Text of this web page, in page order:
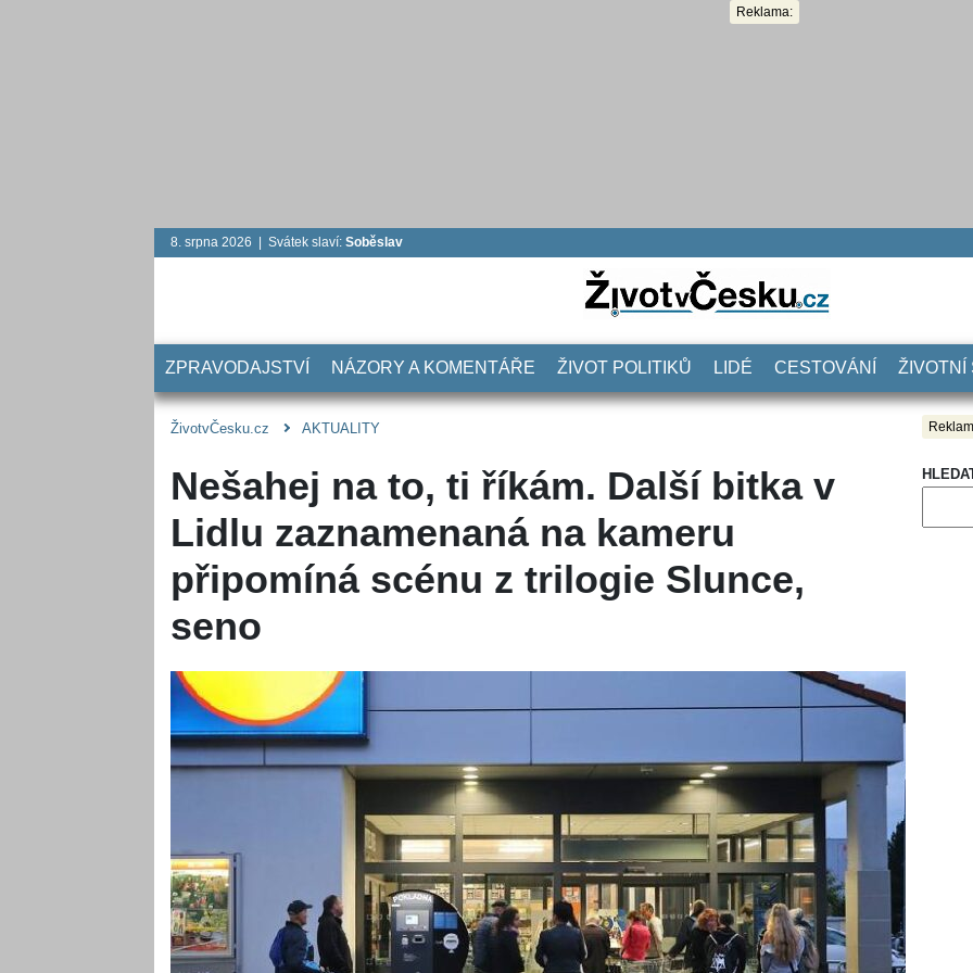
Reklama:
8. srpna 2026 | Svátek slaví: Soběslav
ZPRAVODAJSTVÍ NÁZORY A KOMENTÁŘE ŽIVOT POLITIKŮ LIDÉ CESTOVÁNÍ ŽIVOTNÍ
ŽivotvČesku.cz AKTUALITY
Nešahej na to, ti říkám. Další bitka v
Lidlu zaznamenaná na kameru
připomíná scénu z trilogie Slunce,
seno